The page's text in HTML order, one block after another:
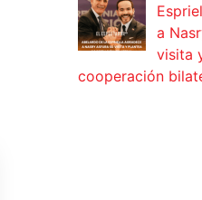
a
visita
cooperación